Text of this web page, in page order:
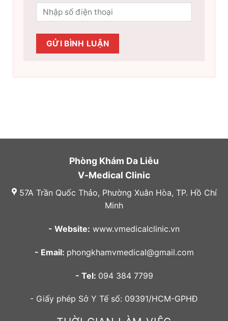
Phòng Khám Da Liễu
V-Medical Clinic
57A Trần Quốc Thảo, Phường Xuân Hòa, TP. Hồ Chí
Minh
- Website: www.vmedicalclinic.vn
- Email: phongkhamvmedical@gmail.com
- Tel: 094 384 7799
- Giấy phép Sở Y Tế số: 09391/HCM-GPHĐ